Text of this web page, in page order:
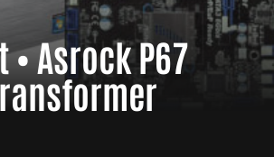
• Asrock P67